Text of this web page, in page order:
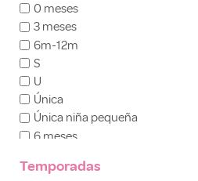
0 meses
3 meses
6m-12m
S
U
Única
Única niña pequeña
6 meses
12 meses
Temporadas